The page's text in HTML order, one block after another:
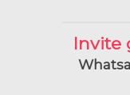
Invite